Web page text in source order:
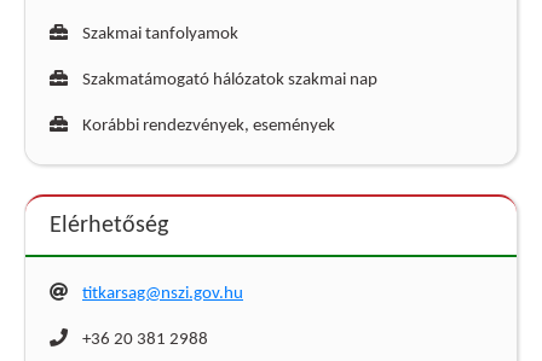
Szakmai tanfolyamok
Szakmatámogató hálózatok szakmai nap
Korábbi rendezvények, események
Elérhetőség
titkarsag@nszi.gov.hu
+36 20 381 2988